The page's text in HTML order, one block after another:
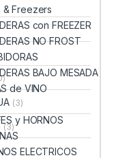
Freezers
con FREEZER
NO FROST
BAJO MESADA
de VINO
y HORNOS
ELECTRICOS
(3)
(3)